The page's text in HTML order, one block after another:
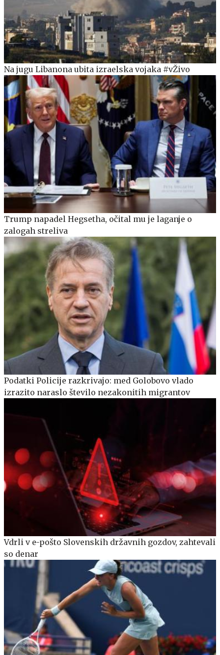
Na jugu Libanona ubita izraelska vojaka #vŽivo
Trump napadel Hegsetha, očital mu je laganje o
zalogah streliva
Podatki Policije razkrivajo: med Golobovo vlado
izrazito naraslo število nezakonitih migrantov
Vdrli v e-pošto Slovenskih državnih gozdov, zahtevali
so denar